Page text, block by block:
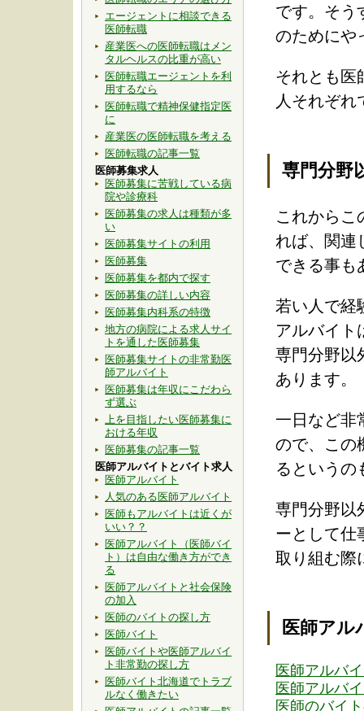
エージェントに相談できる
医師転職
産業医への医師転職はメン
タルヘルスの比重が高い
医師転職エージェントを利
用するなら
医師転職で精神保健指定医
に
産業医の医師転職を考える
医師転職の記事一覧
医師募集求人
医師募集に苦戦している病
院や診療科
医師募集の求人は種類が多
い
医師募集サイトの利用
医師募集
医師募集を都内で探す
医師募集の詳しい内容
医師募集内科系の特徴
地方の病院による求人サイ
トを通した医師募集
医師募集サイトの非常勤医
師アルバイト
医師募集は年収にこだわら
ず選ぶ
上を目指したい医師募集に
おける年収
医師募集の記事一覧
医師アルバイトとバイト求人
医師アルバイト
人気のある医師アルバイト
医師もアルバイトは近くが
いい？？
医師アルバイト（医師バイ
ト）は自由な働き方ができ
る
医師アルバイトと社会保険
の加入
医師のバイトの探し方
医師バイト
医師バイトや医師アルバイ
ト非常勤の探し方
医師バイト北海道でトラブ
ルなく働きたい
です。そう
のためにや
それとも医
人それぞれ
専門分野
これからこ
れば、関連
できる事も
若い人で経
アルバイト
専門分野以
あります。
一日など非
ので、この
るというの
専門分野以
ーとして仕
取り組む際
医師アル
医師アルバ
医師アルバ
医師のバイ